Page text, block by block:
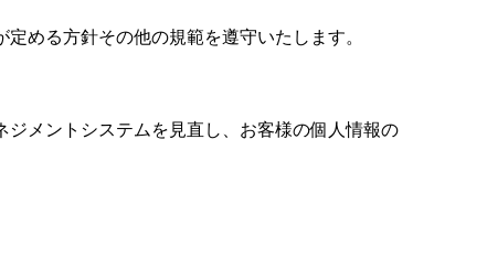
める方針その他の規範を遵守いたします。
メントシステムを見直し、お客様の個人情報の